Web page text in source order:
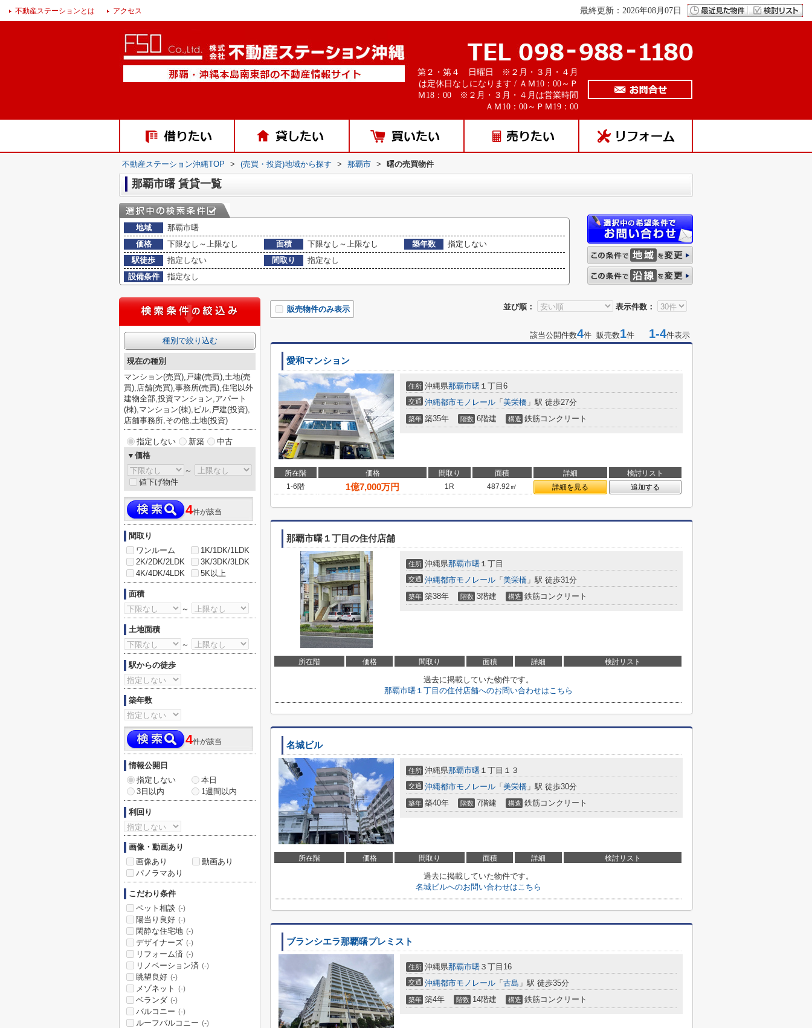
不動産ステーションとは アクセス 最終更新：2026年08月07日
第２・第４ 日曜日 ※２月・３月・４月
は定休日なしになります / ＡＭ10：00～Ｐ
Ｍ18：00 ※２月・３月・４月は営業時間
ＡＭ10：00～ＰＭ19：00
不動産ステーション沖縄TOP > (売買・投資)地域から探す > 那覇市 > 曙の売買物件
那覇市曙 賃貸一覧
地域
那覇市曙
価格
下限なし～上限なし 面積 下限なし～上限なし 築年数
指定しない
駅徒歩
指定しない 間取り
指定なし
設備条件
指定なし
並び順： 表示件数：
販売物件のみ表示
該当公開件数4件 販売数1件 1-4件表示
愛和マンション
住所 沖縄県那覇市曙 １丁目6
交通 沖縄都市モノレール 「 美栄橋 」駅 徒歩27分
築年 築35年 階数 6階建 構造 鉄筋コンクリート
所在階 価格 間取り 面積 詳細
検討リスト
1-6階
1億7,000万円 1R 487.92㎡ 詳細を見る 追加する
那覇市曙１丁目の住付店舗
住所 沖縄県那覇市曙 １丁目
交通 沖縄都市モノレール 「 美栄橋 」駅 徒歩31分
築年 築38年 階数 3階建 構造 鉄筋コンクリート
所在階 価格 間取り 面積 詳細 検討リスト
過去に掲載していた物件です。
那覇市曙１丁目の住付店舗へのお問い合わせはこちら
名城ビル
住所 沖縄県那覇市曙 １丁目１３
交通 沖縄都市モノレール 「 美栄橋 」駅 徒歩30分
築年 築40年 階数 7階建 構造 鉄筋コンクリート
所在階 価格 間取り 面積 詳細 検討リスト
過去に掲載していた物件です。
名城ビルへのお問い合わせはこちら
ブランシエラ那覇曙プレミスト
住所 沖縄県那覇市曙 ３丁目16
交通 沖縄都市モノレール 「 古島 」駅 徒歩35分
築年 築4年 階数 14階建 構造 鉄筋コンクリート
種別で絞り込む
現在の種別
マンション(売買),戸建(売買),土地(売
買),店舗(売買),事務所(売買),住宅以外
建物全部,投資マンション,アパート
(棟),マンション(棟),ビル,戸建(投資),
店舗事務所,その他,土地(投資)
指定しない 新築
中古
▼価格
～
値下げ物件
4件が該当
間取り
ワンルーム
1K/1DK/1LDK
2K/2DK/2LDK
3K/3DK/3LDK
4K/4DK/4LDK
5K以上
面積
～
土地面積
～
駅からの徒歩
築年数
4件が該当
情報公開日
指定しない
本日
3日以内
1週間以内
利回り
画像・動画あり
画像あり
動画あり
パノラマあり
こだわり条件
ペット相談 (-)
陽当り良好 (-)
閑静な住宅地 (-)
デザイナーズ (-)
リフォーム済 (-)
リノベーション済 (-)
眺望良好 (-)
メゾネット (-)
ベランダ (-)
バルコニー (-)
ルーフバルコニー (-)